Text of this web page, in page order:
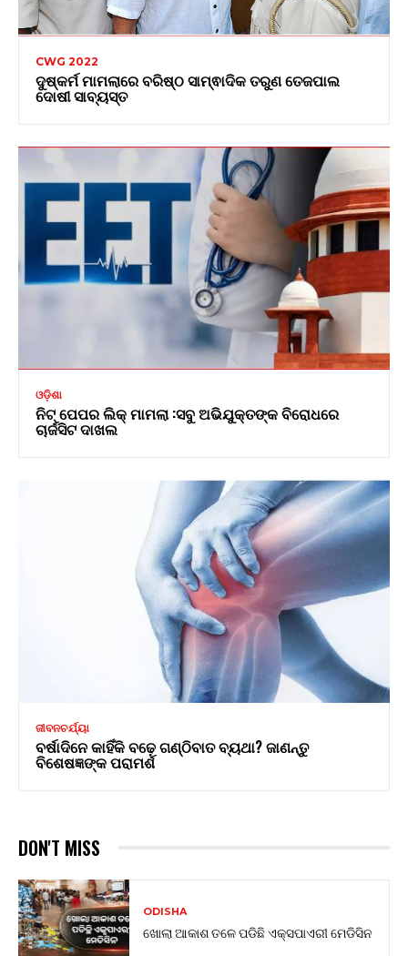
CWG 2022
ଦୁଷ୍କର୍ମ ମାମଲାରେ ବରିଷ୍ଠ ସାମ୍ଵାଦିକ ତରୁଣ ତେଜପାଲ
ଦୋଷୀ ସାବ୍ୟସ୍ତ
ଓଡ଼ିଶା
ନିଟ୍ ପେପର ଲିକ୍ ମାମଲା :ସବୁ ଅଭିଯୁକ୍ତଙ୍କ ବିରୋଧରେ
ଚାର୍ଜସିଟ ଦାଖଲ
ଜୀବନଚର୍ଯ୍ୟା
ବର୍ଷାଦିନେ କାହିଁକି ବଢ଼େ ଗଣ୍ଠିବାତ ବ୍ୟଥା? ଜାଣନ୍ତୁ
ବିଶେଷଜ୍ଞଙ୍କ ପରାମର୍ଶ
DON'T MISS
ODISHA
ଖୋଲା ଆକାଶ ତଳେ ପଡିଛି ଏକ୍ସପାଏରୀ ମେଡିସିନ